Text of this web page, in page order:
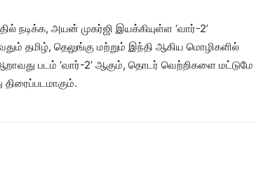
நடிக்க, அயன் முகர்ஜி இயக்கியுள்ள ‘வார்-2’
தமிழ், தெலுங்கு மற்றும் இந்தி ஆகிய மொழிகளில்
படம் ‘வார்-2’ ஆகும், தொடர் வெற்றிகளை மட்டுமே